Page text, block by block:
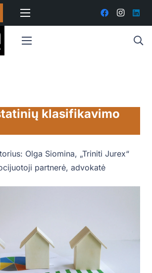
klasifikavimo
Olga Siomina, „Triniti Jurex“
partnerė, advokatė